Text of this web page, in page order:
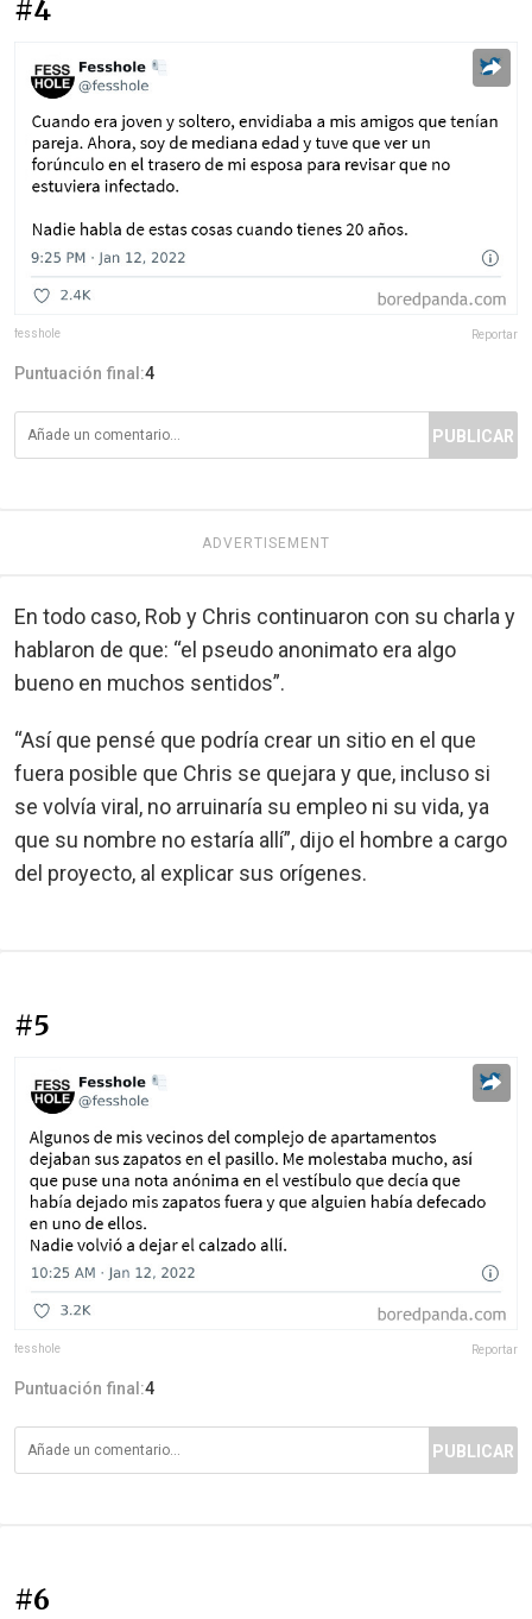
#4
fesshole Reportar
Puntuación final:4
PUBLICAR
ADVERTISEMENT
En todo caso, Rob y Chris continuaron con su charla y
hablaron de que: “el pseudo anonimato era algo
bueno en muchos sentidos”.
“Así que pensé que podría crear un sitio en el que
fuera posible que Chris se quejara y que, incluso si
se volvía viral, no arruinaría su empleo ni su vida, ya
que su nombre no estaría allí”, dijo el hombre a cargo
del proyecto, al explicar sus orígenes.
#5
fesshole Reportar
Puntuación final:4
PUBLICAR
#6